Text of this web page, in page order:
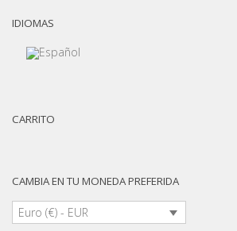
IDIOMAS
CARRITO
CAMBIA EN TU MONEDA PREFERIDA
Euro (€) - EUR